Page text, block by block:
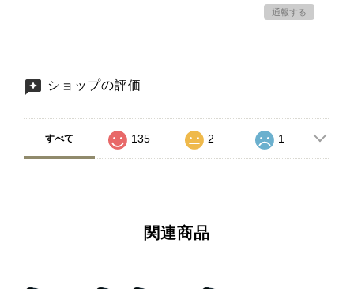
通報する
ショップの評価
すべて 135 2 1
関連商品